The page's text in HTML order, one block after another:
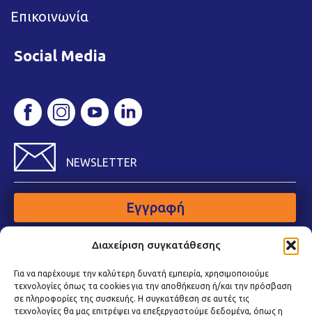
Διαχείριση συγκατάθεσης
Για να παρέχουμε την καλύτερη δυνατή εμπειρία, χρησιμοποιούμε
τεχνολογίες όπως τα cookies για την αποθήκευση ή/και την πρόσβαση
σε πληροφορίες της συσκευής. Η συγκατάθεση σε αυτές τις
τεχνολογίες θα μας επιτρέψει να επεξεργαστούμε δεδομένα, όπως η
Επικοινωνία
Social Media
NEWSLETTER
Εγγραφή